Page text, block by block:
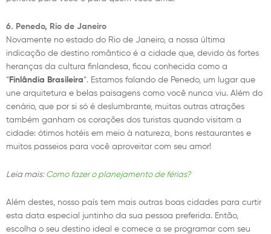
6. Penedo, Rio de Janeiro
Novamente no estado do Rio de Janeiro, a nossa última
indicação de destino romântico é a cidade que, devido às fortes
heranças da cultura finlandesa, ficou conhecida como a
“ Finlândia Brasileira“. Estamos falando de Penedo, um lugar que
une arquitetura e belas paisagens como você nunca viu. Além do
cenário, que por si só é deslumbrante, muitas outras atrações
também ganham os corações dos turistas quando visitam a
cidade: ótimos hotéis em meio à natureza, bons restaurantes e
muitos passeios para você aproveitar com seu amor!
Leia mais: Como fazer o planejamento de férias?
Além destes, nosso país tem mais outras boas cidades para curtir
esta data especial juntinho da sua pessoa preferida. Então,
escolha o seu destino ideal e comece a se programar com seu